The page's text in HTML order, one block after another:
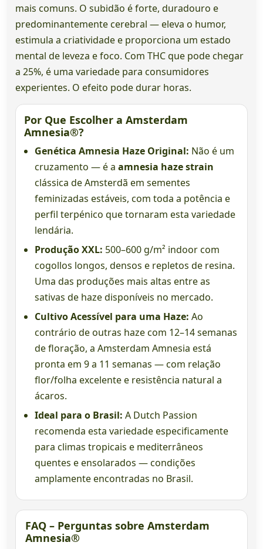
mais comuns. O subidão é forte, duradouro e
predominantemente cerebral — eleva o humor,
estimula a criatividade e proporciona um estado
mental de leveza e foco. Com THC que pode chegar
a 25%, é uma variedade para consumidores
experientes. O efeito pode durar horas.
Por Que Escolher a Amsterdam
Amnesia®?
Genética Amnesia Haze Original: Não é um
cruzamento — é a amnesia haze strain
clássica de Amsterdã em sementes
feminizadas estáveis, com toda a potência e
perfil terpénico que tornaram esta variedade
lendária.
Produção XXL: 500–600 g/m² indoor com
cogollos longos, densos e repletos de resina.
Uma das produções mais altas entre as
sativas de haze disponíveis no mercado.
Cultivo Acessível para uma Haze: Ao
contrário de outras haze com 12–14 semanas
de floração, a Amsterdam Amnesia está
pronta em 9 a 11 semanas — com relação
flor/folha excelente e resistência natural a
ácaros.
Ideal para o Brasil: A Dutch Passion
recomenda esta variedade especificamente
para climas tropicais e mediterrâneos
quentes e ensolarados — condições
amplamente encontradas no Brasil.
FAQ – Perguntas sobre Amsterdam
Amnesia®